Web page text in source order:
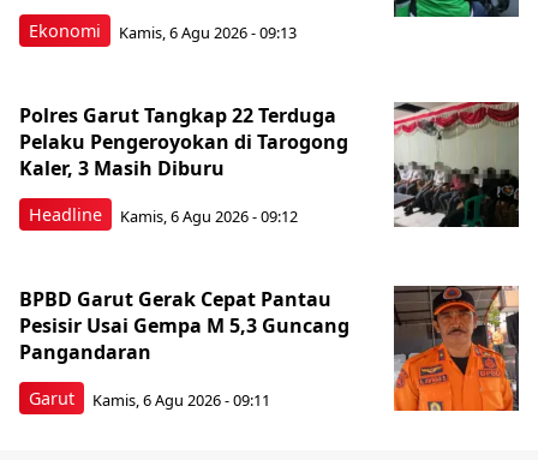
Ekonomi Kamis, 6 Agu 2026 - 09:13
Headline
Polres Garut Tangkap 22 Terduga
Pelaku Pengeroyokan di Tarogong
Kaler, 3 Masih Diburu
Kamis, 6 Agu 2026 - 09:12
Garut
BPBD Garut Gerak Cepat Pantau
Pesisir Usai Gempa M 5,3 Guncang
Pangandaran
Kamis, 6 Agu 2026 - 09:11